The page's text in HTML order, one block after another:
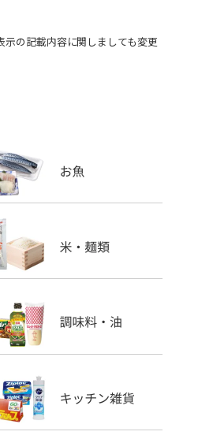
の記載内容に関しましても変更